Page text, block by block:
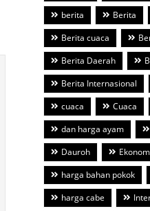
berita
Berita
Berita cuaca
Berita Daerah
Berita Internasional
cuaca
Cuaca
dan harga ayam
Dauroh
harga bahan pokok
harga cabe